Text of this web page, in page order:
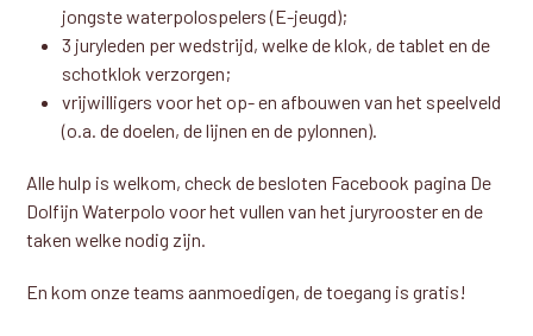
jongste waterpolospelers (E-jeugd);
3 juryleden per wedstrijd, welke de klok, de tablet en de
schotklok verzorgen;
vrijwilligers voor het op- en afbouwen van het speelveld
(o.a. de doelen, de lijnen en de pylonnen).
Alle hulp is welkom, check de besloten Facebook pagina De
Dolfijn Waterpolo voor het vullen van het juryrooster en de
taken welke nodig zijn.
En kom onze teams aanmoedigen, de toegang is gratis!